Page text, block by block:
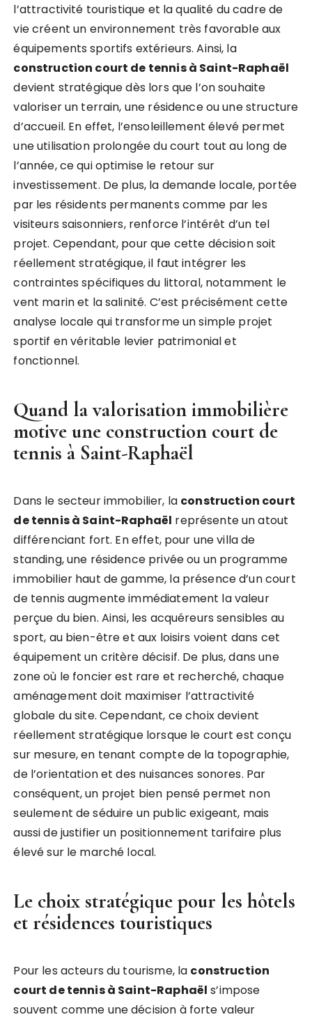
l’attractivité touristique et la qualité du cadre de
vie créent un environnement très favorable aux
équipements sportifs extérieurs. Ainsi, la
construction court de tennis à Saint-Raphaël
devient stratégique dès lors que l’on souhaite
valoriser un terrain, une résidence ou une structure
d’accueil. En effet, l’ensoleillement élevé permet
une utilisation prolongée du court tout au long de
l’année, ce qui optimise le retour sur
investissement. De plus, la demande locale, portée
par les résidents permanents comme par les
visiteurs saisonniers, renforce l’intérêt d’un tel
projet. Cependant, pour que cette décision soit
réellement stratégique, il faut intégrer les
contraintes spécifiques du littoral, notamment le
vent marin et la salinité. C’est précisément cette
analyse locale qui transforme un simple projet
sportif en véritable levier patrimonial et
fonctionnel.
Quand la valorisation immobilière
motive une construction court de
tennis à Saint-Raphaël
Dans le secteur immobilier, la construction court
de tennis à Saint-Raphaël représente un atout
différenciant fort. En effet, pour une villa de
standing, une résidence privée ou un programme
immobilier haut de gamme, la présence d’un court
de tennis augmente immédiatement la valeur
perçue du bien. Ainsi, les acquéreurs sensibles au
sport, au bien-être et aux loisirs voient dans cet
équipement un critère décisif. De plus, dans une
zone où le foncier est rare et recherché, chaque
aménagement doit maximiser l’attractivité
globale du site. Cependant, ce choix devient
réellement stratégique lorsque le court est conçu
sur mesure, en tenant compte de la topographie,
de l’orientation et des nuisances sonores. Par
conséquent, un projet bien pensé permet non
seulement de séduire un public exigeant, mais
aussi de justifier un positionnement tarifaire plus
élevé sur le marché local.
Le choix stratégique pour les hôtels
et résidences touristiques
Pour les acteurs du tourisme, la construction
court de tennis à Saint-Raphaël s’impose
souvent comme une décision à forte valeur